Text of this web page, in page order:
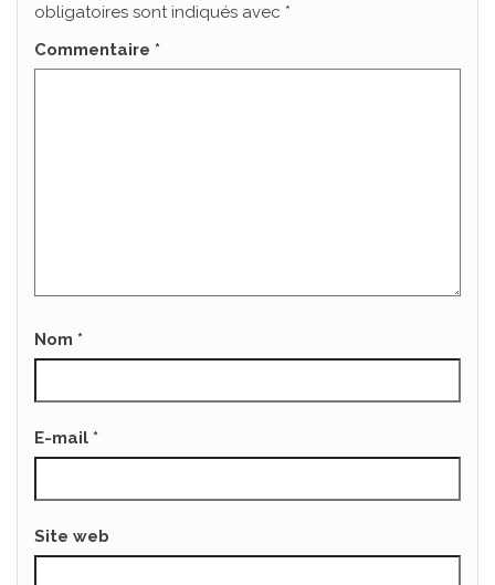
obligatoires sont indiqués avec *
Commentaire *
Nom *
E-mail *
Site web